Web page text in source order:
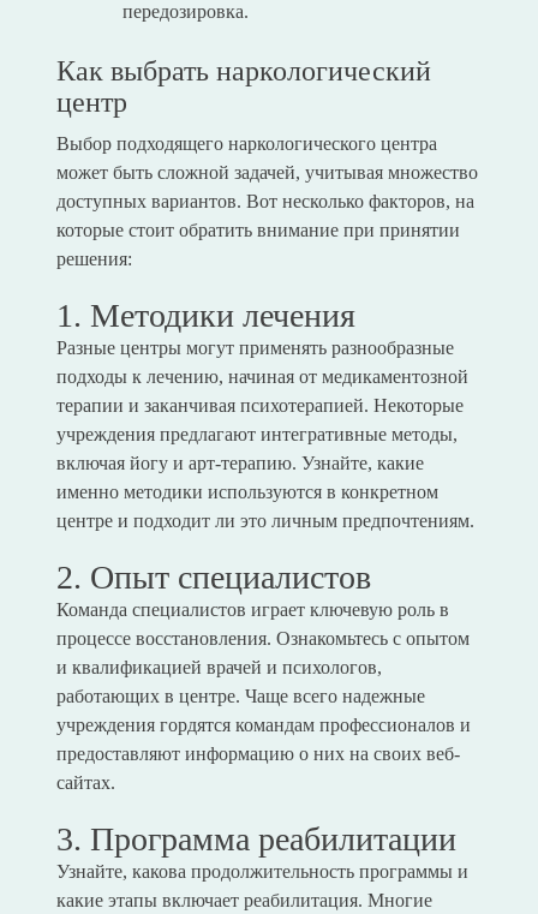
передозировка.
Как выбрать наркологический
центр
Выбор подходящего наркологического центра
может быть сложной задачей, учитывая множество
доступных вариантов. Вот несколько факторов, на
которые стоит обратить внимание при принятии
решения:
1. Методики лечения
Разные центры могут применять разнообразные
подходы к лечению, начиная от медикаментозной
терапии и заканчивая психотерапией. Некоторые
учреждения предлагают интегративные методы,
включая йогу и арт-терапию. Узнайте, какие
именно методики используются в конкретном
центре и подходит ли это личным предпочтениям.
2. Опыт специалистов
Команда специалистов играет ключевую роль в
процессе восстановления. Ознакомьтесь с опытом
и квалификацией врачей и психологов,
работающих в центре. Чаще всего надежные
учреждения гордятся командам профессионалов и
предоставляют информацию о них на своих веб-
сайтах.
3. Программа реабилитации
Узнайте, какова продолжительность программы и
какие этапы включает реабилитация. Многие